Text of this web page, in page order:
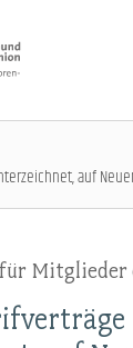
auf
Mitglieder